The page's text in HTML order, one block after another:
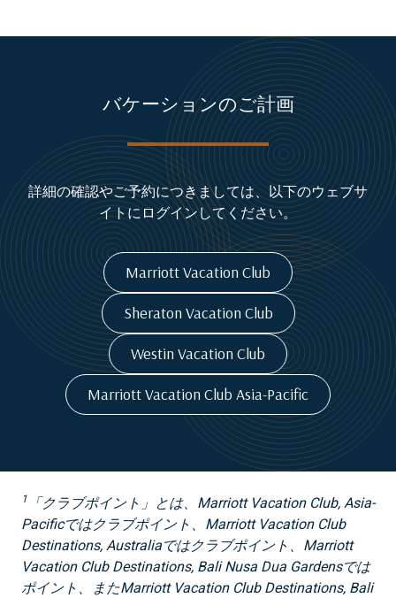
バケーションのご計画
詳細の確認やご予約につきましては、以下のウェブサ
イトにログインしてください。
Marriott Vacation Club
Sheraton Vacation Club
Westin Vacation Club
Marriott Vacation Club Asia-Pacific
1
「クラブポイント」とは、Marriott Vacation Club, Asia-
Pacificではクラブポイント、Marriott Vacation Club
Destinations, Australiaではクラブポイント、Marriott
Vacation Club Destinations, Bali Nusa Dua Gardensでは
ポイント、またMarriott Vacation Club Destinations, Bali